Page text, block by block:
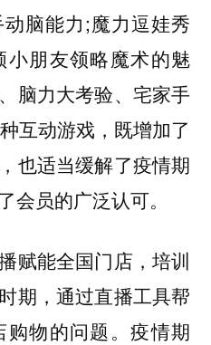
脑能力;魔力逗娃秀
朋友领略魔术的魅
脑力大考验、宅家手
互动游戏，既增加了
也适当缓解了疫情期
会员的广泛认可。
赋能全国门店，培训
期，通过直播工具帮
物的问题。疫情期